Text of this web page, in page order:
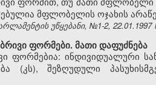
მფლობელის ოჯახის
უწყებანი, №1-2, 22.01.1997
ფორმები. მათი დაფუძნება
ფორმებია: ინდივიდუალური
(კს), შეზღუდული